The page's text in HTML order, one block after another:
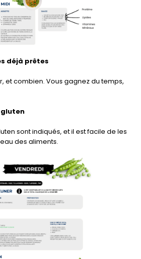
déjà prêtes
et combien. Vous gagnez du temps,
sont indiqués, et il est facile de les
des aliments.